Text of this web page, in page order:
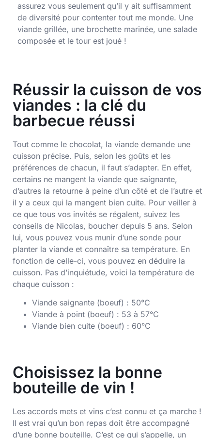
assurez vous seulement qu’il y ait suffisamment
de diversité pour contenter tout me monde. Une
viande grillée, une brochette marinée, une salade
composée et le tour est joué !
Réussir la cuisson de vos
viandes : la clé du
barbecue réussi
Tout comme le chocolat, la viande demande une
cuisson précise. Puis, selon les goûts et les
préférences de chacun, il faut s’adapter. En effet,
certains ne mangent la viande que saignante,
d’autres la retourne à peine d’un côté et de l’autre et
il y a ceux qui la mangent bien cuite. Pour veiller à
ce que tous vos invités se régalent, suivez les
conseils de Nicolas, boucher depuis 5 ans. Selon
lui, vous pouvez vous munir d’une sonde pour
planter la viande et connaître sa température. En
fonction de celle-ci, vous pouvez en déduire la
cuisson. Pas d’inquiétude, voici la température de
chaque cuisson :
Viande saignante (boeuf) : 50°C
Viande à point (boeuf) : 53 à 57°C
Viande bien cuite (boeuf) : 60°C
Choisissez la bonne
bouteille de vin !
Les accords mets et vins c’est connu et ça marche !
Il est vrai qu’un bon repas doit être accompagné
d’une bonne bouteille. C’est ce qui s’appelle, un